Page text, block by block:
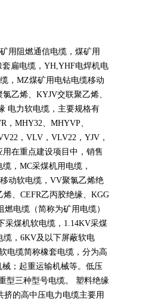
用阻燃通信电缆，煤矿用
套扁电缆， YH,YHF电焊机电
， MZ煤矿用电钻电缆移动
氯乙烯、 KYJV交联聚乙烯、
电力软电缆，主要规格有
， MHY32、 MHYVP、
， VLV ， VLV22 ， YJV ，
在重点建设项目中，销售
， MC采煤机用电缆，
动软电缆， VV聚氯乙烯绝
、 CEFR乙丙胶绝缘、 KGG
电缆（简称为矿用电缆）
采煤机软电缆， 1.14KV采煤
， 6KV及以下屏蔽软电
电缆简称橡套电缆，分为高
；起重运输机械等。低压
型三种型号电缆。 塑料绝缘
的高中压电力电缆主要用